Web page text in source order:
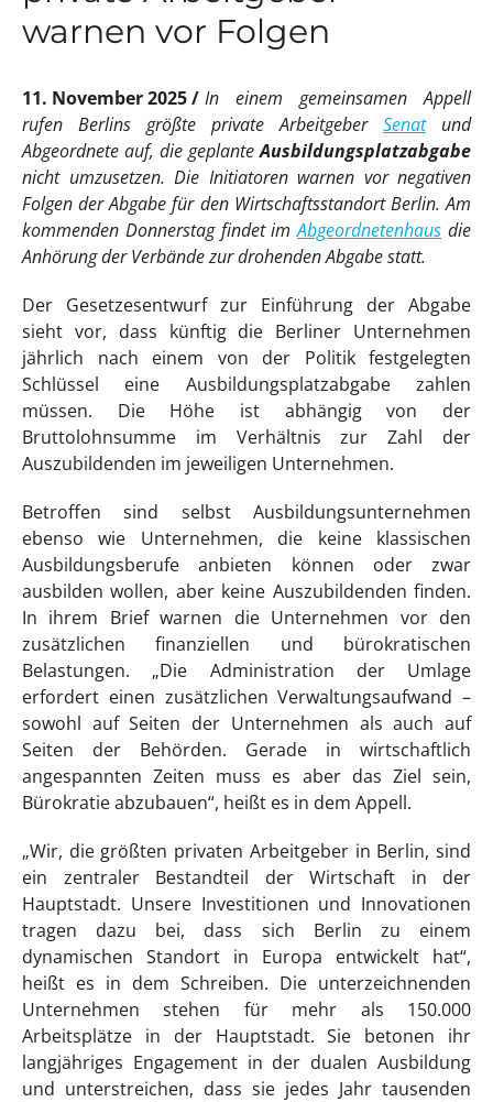
warnen vor Folgen
11. November 2025
In einem gemeinsamen Appell
rufen Berlins größte private Arbeitgeber Senatund
Abgeordnete auf, die geplanteAusbildungsplatzabgabe
nicht umzusetzen. Die Initiatoren warnen vor negativen
Folgen der Abgabe für den Wirtschaftsstandort Berlin. Am
kommenden Donnerstag findet imAbgeordnetenhaus die
Anhörung der Verbände zur drohenden Abgabe statt.
Der Gesetzesentwurf zur Einführung der Abgabe
sieht vor, dass künftig die Berliner Unternehmen
jährlich nach einem von der Politik festgelegten
Schlüssel eine Ausbildungsplatzabgabe zahlen
müssen. Die Höhe ist abhängig von der
Bruttolohnsumme im Verhältnis zur Zahl der
Auszubildenden im jeweiligen Unternehmen.
Betroffen sind selbst Ausbildungsunternehmen
ebenso wie Unternehmen, die keine klassischen
Ausbildungsberufe anbieten können oder zwar
ausbilden wollen, aber keine Auszubildenden finden.
In ihrem Brief warnen die Unternehmen vor den
zusätzlichen finanziellen und bürokratischen
Belastungen. „Die Administration der Umlage
erfordert einen zusätzlichen Verwaltungsaufwand –
sowohl auf Seiten der Unternehmen als auch auf
Seiten der Behörden. Gerade in wirtschaftlich
angespannten Zeiten muss es aber das Ziel sein,
Bürokratie abzubauen“, heißt es in dem Appell.
„Wir, die größten privaten Arbeitgeber in Berlin, sind
ein zentraler Bestandteil der Wirtschaft in der
Hauptstadt. Unsere Investitionen und Innovationen
tragen dazu bei, dass sich Berlin zu einem
dynamischen Standort in Europa entwickelt hat“,
heißt es in dem Schreiben. Die unterzeichnenden
Unternehmen stehen für mehr als 150.000
Arbeitsplätze in der Hauptstadt. Sie betonen ihr
langjähriges Engagement in der dualen Ausbildung
und unterstreichen, dass sie jedes Jahr tausenden